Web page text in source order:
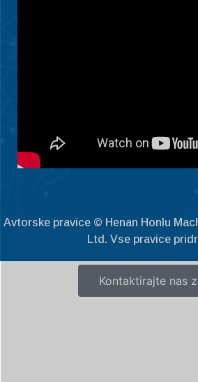
Avtorske pravice © Henan Honlu
Ltd. Vse pravice
Kontaktirajte nas